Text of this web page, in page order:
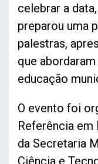
celebrar a
preparou uma
palestras,
que
educação
O evento foi
Referência em
da Secretaria
Ciência e